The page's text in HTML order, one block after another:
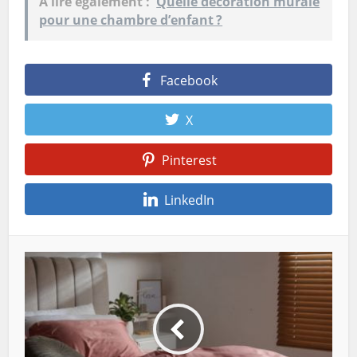
pour une chambre d’enfant ?
Facebook
X
Pinterest
LinkedIn